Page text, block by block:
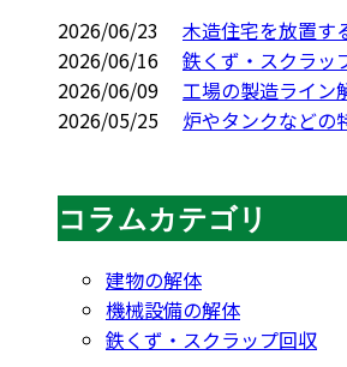
2026/06/23
木造住宅を放置す
2026/06/16
鉄くず・スクラッ
2026/06/09
工場の製造ライン
2026/05/25
炉やタンクなどの
コラムカテゴリ
建物の解体
機械設備の解体
鉄くず・スクラップ回収